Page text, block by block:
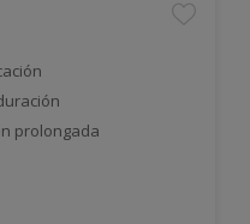
prolongada